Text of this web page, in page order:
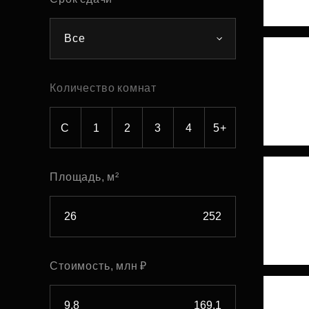
Рефинансирование
Все
Количество комнат
С 1 2 3 4 5+
Площадь, м²
Стоимость, млн ₽